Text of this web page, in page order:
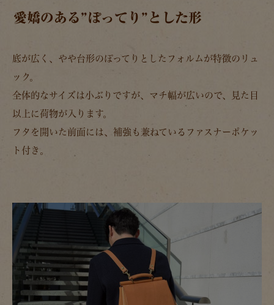
愛嬌のある”ぽってり”とした形
底が広く、やや台形のぽってりとしたフォルムが特徴のリュ
ック。
全体的なサイズは小ぶりですが、マチ幅が広いので、見た目
以上に荷物が入ります。
フタを開いた前面には、補強も兼ねているファスナーポケッ
ト付き。